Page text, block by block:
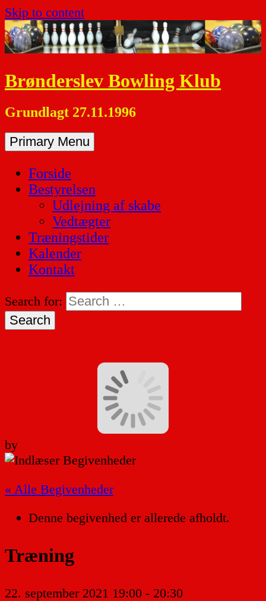
Skip to content
Brønderslev Bowling Klub
Grundlagt 27.11.1996
Primary Menu
Forside
Bestyrelsen
Udlejning af skabe
Vedtægter
Træningstider
Kalender
Kontakt
Search for:
by
« Alle Begivenheder
Denne begivenhed er allerede afholdt.
Træning
22. september 2021 19:00 - 20:30